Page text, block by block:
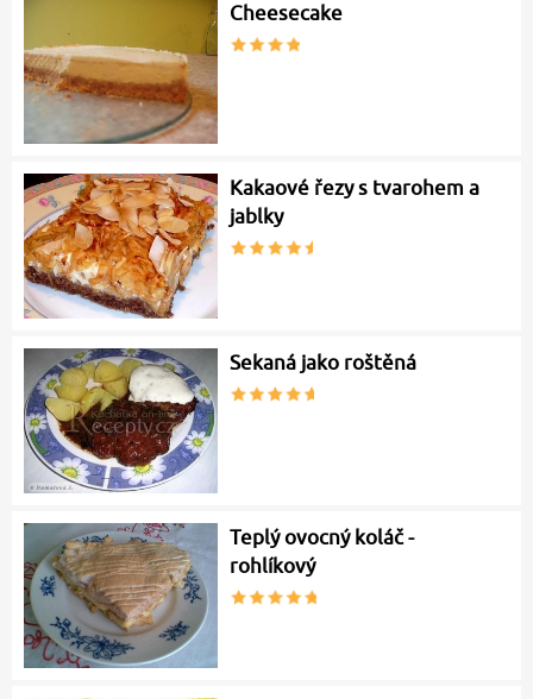
Cheesecake
Kakaové řezy s tvarohem a
jablky
Sekaná jako roštěná
Teplý ovocný koláč -
rohlíkový